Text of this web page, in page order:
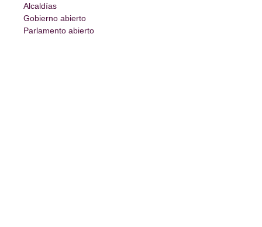
Alcaldías
Gobierno abierto
Parlamento abierto